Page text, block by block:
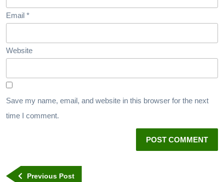
Email *
Website
Save my name, email, and website in this browser for the next
time I comment.
Previous Post